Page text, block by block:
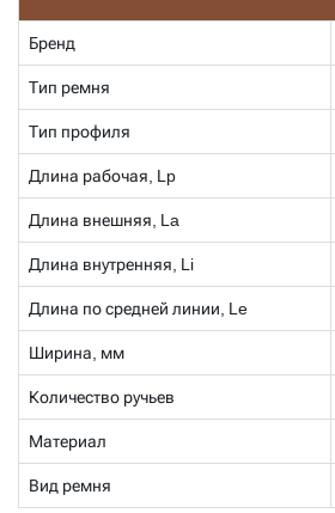
Бренд
Тип ремня
Тип профиля
Длина рабочая, Lp
Длина внешняя, La
Длина внутренняя, Li
Длина по средней линии, Le
Ширина, мм
Количество ручьев
Материал
Вид ремня